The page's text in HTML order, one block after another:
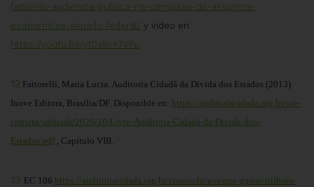
fattorelli-audiencia-publica-na-comissao-de-assuntos-
economicos-senado-federal/ y vídeo en
https://youtu.be/yl0a8vY7VPo
12 Fattorelli, Maria Lucia. Auditoria Cidadã da Dívida dos Estados (2013)
Inove Editora, Brasília/DF. Disponible en: https://auditoriacidada.org.br/wp-
content/uploads/2020/10/Livro-Auditoria-Cidada-da-Divida-dos-
Estados.pdf , Capítulo VIII.
13 EC 106 https://auditoriacidada.org.br/conteudo/por-que-gastar-trilhoes-